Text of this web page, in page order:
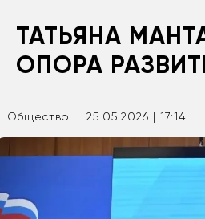
ТАТЬЯНА
ОПОРА
Общество | 25.05.2026 | 17:14